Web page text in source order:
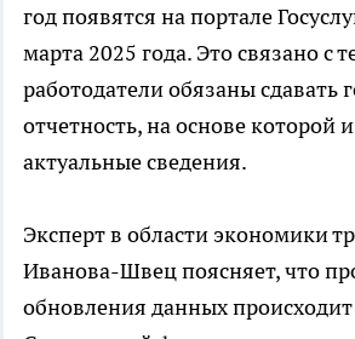
год появятся на портале
марта 2025 года. Это связано с
работодатели обязаны сдавать
отчетность, на основе которой
актуальные сведения.
Эксперт в области экономики
Иванова-Швец поясняет, что
обновления данных